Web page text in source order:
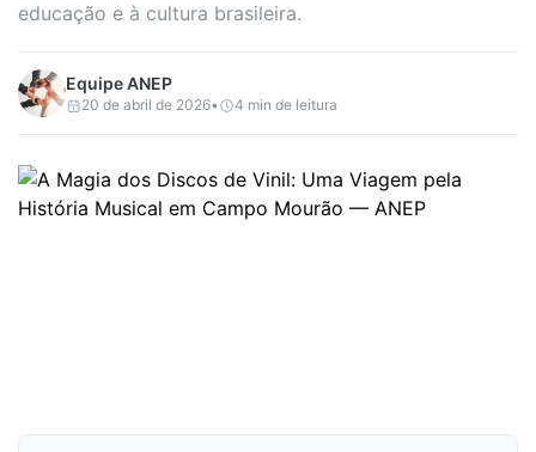
educação e à cultura brasileira.
EquipeANEP
20 de abril de 2026• 4 min de leitura